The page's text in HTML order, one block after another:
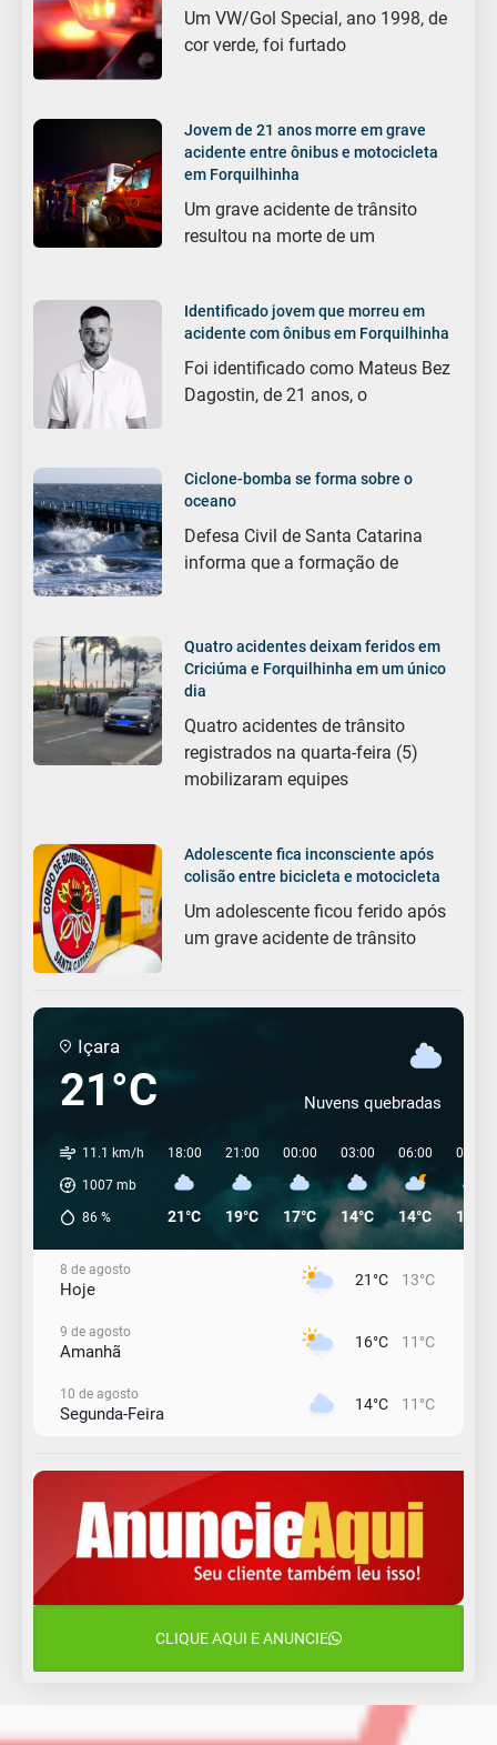
Um VW/Gol Special, ano 1998, de
cor verde, foi furtado
Jovem de 21 anos morre em grave
acidente entre ônibus e motocicleta
em Forquilhinha
Um grave acidente de trânsito
resultou na morte de um
Identificado jovem que morreu em
acidente com ônibus em Forquilhinha
Foi identificado como Mateus Bez
Dagostin, de 21 anos, o
Ciclone-bomba se forma sobre o
oceano
Defesa Civil de Santa Catarina
informa que a formação de
Quatro acidentes deixam feridos em
Criciúma e Forquilhinha em um único
dia
Quatro acidentes de trânsito
registrados na quarta-feira (5)
mobilizaram equipes
Adolescente fica inconsciente após
colisão entre bicicleta e motocicleta
Um adolescente ficou ferido após
um grave acidente de trânsito
Içara
21°C Nuvens quebradas
11.1 km/h
1007 mb
86 %
18:00
21°C
21:00
19°C
00:00
17°C
03:00
14°C
06:00
14°C
09:00
14°C
8 de agosto
Hoje 21°C 13°C
9 de agosto
Amanhã 16°C 11°C
10 de agosto
Segunda-Feira 14°C 11°C
Terça-Feira 15°C 10°C
12 de agosto
Quarta-Feira
Quinta-Feira
CLIQUE AQUI E ANUNCIE